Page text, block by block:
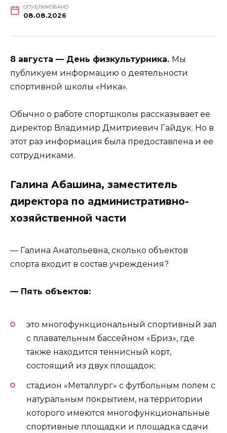
ОПУБЛИКОВАНО
08.08.2026
8 августа — День физкультурника. Мы
публикуем информацию о деятельности
спортивной школы «Ника».
Обычно о работе спортшколы рассказывает ее
директор Владимир Дмитриевич Гайдук. Но в
этот раз информация была предоставлена и ее
сотрудниками.
Галина Абашина, заместитель
директора по административно-
хозяйственной части
— Галина Анатольевна, сколько объектов
спорта входит в состав учреждения?
— Пять объектов:
это многофункциональный спортивный зал
с плавательным бассейном «Бриз», где
также находится теннисный корт,
состоящий из двух площадок;
стадион «Металлург» с футбольным полем с
натуральным покрытием, на территории
которого имеются многофункциональные
спортивные площадки и площадка сдачи